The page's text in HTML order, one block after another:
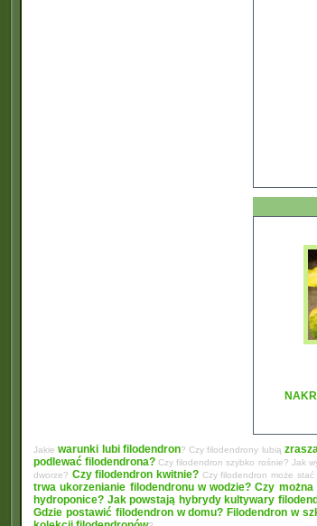
Jakiewarunki lubi filodendron? Czy filodendrony lubią
podlewać filodendrona? Czy filodendron szybko rośnie? Jak
dworze? Czy filodendron kwitnie? Czy filodendron może
trwa ukorzenianie filodendronu w wodzie? Czy
hydroponice? Jak powstają hybrydy kultywary
Gdzie postawić filodendron w domu? Filodendron w